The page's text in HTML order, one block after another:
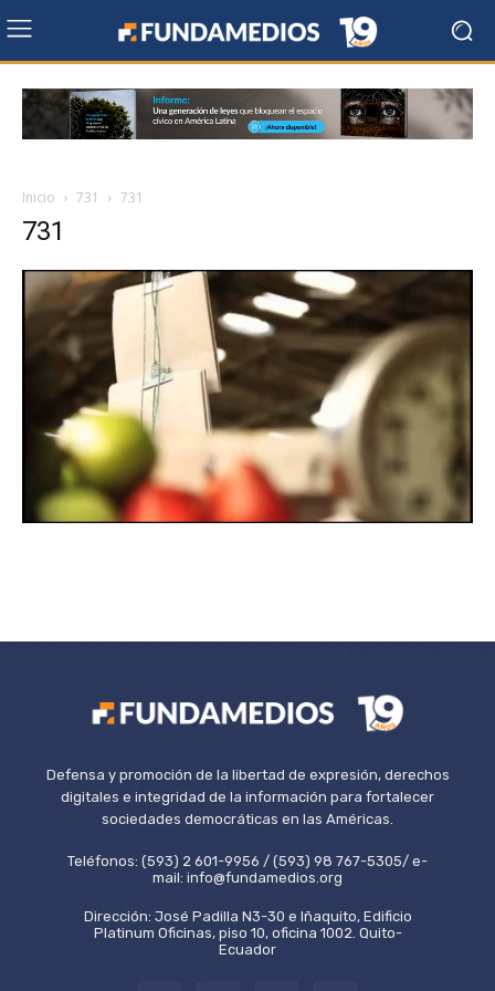
Inicio 731 731
731
Defensa y promoción de la libertad de expresión, derechos
digitales e integridad de la información para fortalecer
sociedades democráticas en las Américas.
Teléfonos: (593) 2 601-9956 / (593) 98 767-5305/ e-
mail: info@fundamedios.org
Dirección: José Padilla N3-30 e Iñaquito, Edificio
Platinum Oficinas, piso 10, oficina 1002. Quito-
Ecuador